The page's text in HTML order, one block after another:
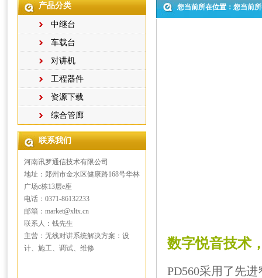
产品分类
中继台
车载台
对讲机
工程器件
资源下载
综合管廊
联系我们
河南讯罗通信技术有限公司
地址：郑州市金水区健康路168号华林
广场c栋13层e座
电话：0371-86132233
邮箱：market@xltx.cn
联系人：钱先生
主营：无线对讲系统解决方案：设
计、施工、调试、维修
您当前所在位置：您当前
数字悦音技术
PD560采用了先